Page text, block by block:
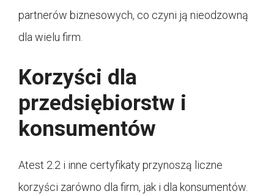
partnerów biznesowych, co czyni ją nieodzowną
dla wielu firm.
Korzyści dla
przedsiębiorstw i
konsumentów
Atest 2.2 i inne certyfikaty przynoszą liczne
korzyści zarówno dla firm, jak i dla konsumentów.